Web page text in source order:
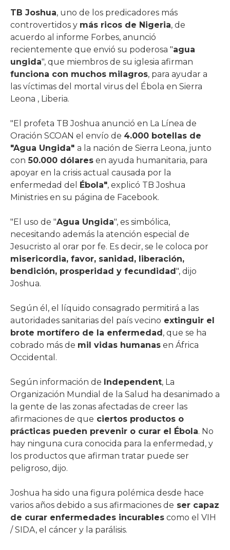
TB Joshua, uno de los predicadores más
controvertidos y más ricos de Nigeria, de
acuerdo al informe Forbes, anunció
recientemente que envió su poderosa "agua
ungida", que miembros de su iglesia afirman
funciona con muchos milagros, para ayudar a
las víctimas del mortal virus del Ébola en Sierra
Leona , Liberia.
"El profeta TB Joshua anunció en La Línea de
Oración SCOAN el envío de 4.000 botellas de
"Agua Ungida" a la nación de Sierra Leona, junto
con 50.000 dólares en ayuda humanitaria, para
apoyar en la crisis actual causada por la
enfermedad del Ébola", explicó TB Joshua
Ministries en su página de Facebook.
"El uso de "Agua Ungida", es simbólica,
necesitando además la atención especial de
Jesucristo al orar por fe. Es decir, se le coloca por
misericordia, favor, sanidad, liberación,
bendición, prosperidad y fecundidad", dijo
Joshua.
Según él, el líquido consagrado permitirá a las
autoridades sanitarias del país vecino extinguir el
brote mortífero de la enfermedad, que se ha
cobrado más de mil vidas humanas en África
Occidental.
Según información de Independent, La
Organización Mundial de la Salud ha desanimado a
la gente de las zonas afectadas de creer las
afirmaciones de que ciertos productos o
prácticas pueden prevenir o curar el Ébola. No
hay ninguna cura conocida para la enfermedad, y
los productos que afirman tratar puede ser
peligroso, dijo.
Joshua ha sido una figura polémica desde hace
varios años debido a sus afirmaciones de ser capaz
de curar enfermedades incurables como el VIH
/ SIDA, el cáncer y la parálisis.